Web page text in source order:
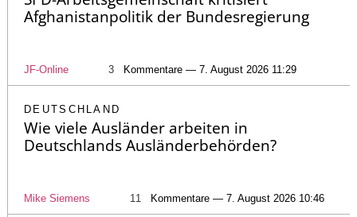
Afghanistanpolitik der Bundesregierung
JF-Online 3 Kommentare — 7. August 2026 11:29
DEUTSCHLAND
Wie viele Ausländer arbeiten in
Deutschlands Ausländerbehörden?
Mike Siemens 11 Kommentare — 7. August 2026 10:46